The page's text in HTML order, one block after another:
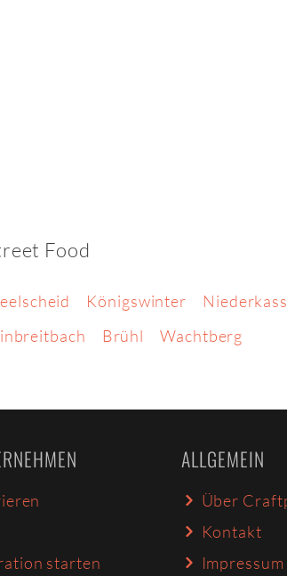
Food
Königswinter
Brühl Wachtberg
starten
ALLGEMEIN
Über
Kontakt
Impressum